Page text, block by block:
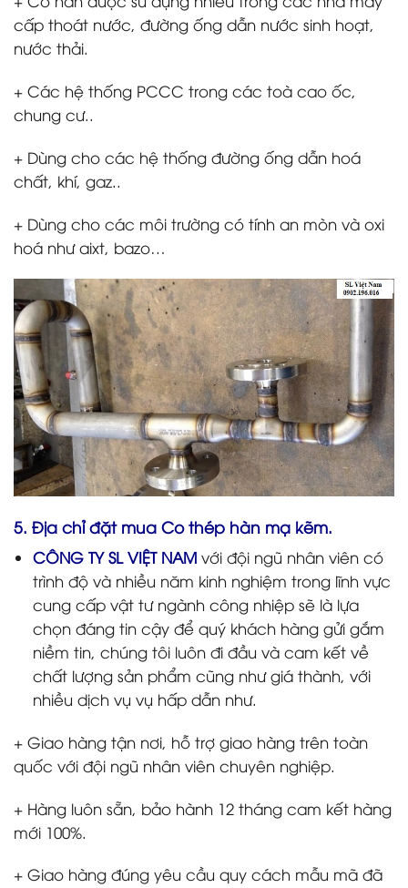
cấp thoát nước, đường ống dẫn nước sinh hoạt,
nước thải.
+ Các hệ thống PCCC trong các toà cao ốc,
chung cư..
+ Dùng cho các hệ thống đường ống dẫn hoá
chất, khí, gaz..
+ Dùng cho các môi trường có tính an mòn và oxi
hoá như aixt, bazo…
5. Địa chỉ đặt mua Co thép hàn mạ kẽm.
CÔNG TY SL VIỆT NAMvới đội ngũ nhân viên có
trình độ và nhiều năm kinh nghiệm trong lĩnh vực
cung cấp vật tư ngành công nhiệp sẽ là lựa
chọn đáng tin cậy để quý khách hàng gửi gắm
niềm tin, chúng tôi luôn đi đầu và cam kết về
chất lượng sản phẩm cũng như giá thành, với
nhiều dịch vụ vụ hấp dẫn như.
+ Giao hàng tận nơi, hỗ trợ giao hàng trên toàn
quốc với đội ngũ nhân viên chuyên nghiệp.
+ Hàng luôn sẵn, bảo hành 12 tháng cam kết hàng
mới 100%.
+ Giao hàng đúng yêu cầu quy cách mẫu mã đã